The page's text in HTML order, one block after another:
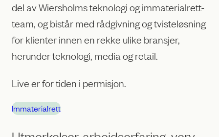
del av Wiersholms teknologi og immaterialrett-
team, og bistår med rådgivning og tvisteløsning
for klienter innen en rekke ulike bransjer,
herunder teknologi, media og retail.
Live er for tiden i permisjon.
Immaterialrett